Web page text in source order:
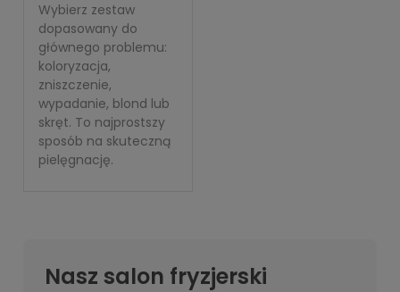
Wybierz zestaw
dopasowany do
głównego problemu:
koloryzacja,
zniszczenie,
wypadanie, blond lub
skręt. To najprostszy
sposób na skuteczną
pielęgnację.
Nasz salon fryzjerski